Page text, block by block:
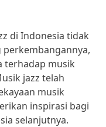
di Indonesia tidak
terhadap musik
jazz telah
musik
inspirasi bagi
selanjutnya.